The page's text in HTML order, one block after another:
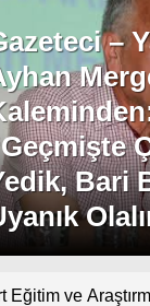
–
Bari
Eğitim ve